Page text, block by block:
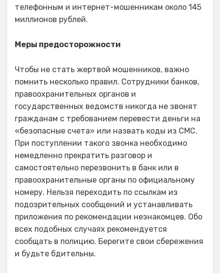
телефонным и интернет-мошенникам около 145
миллионов рублей.
Меры предосторожности
Чтобы не стать жертвой мошенников, важно
помнить несколько правил. Сотрудники банков,
правоохранительных органов и
государственных ведомств никогда не звонят
гражданам с требованием перевести деньги на
«безопасные счета» или назвать коды из СМС.
При поступлении такого звонка необходимо
немедленно прекратить разговор и
самостоятельно перезвонить в банк или в
правоохранительные органы по официальному
номеру. Нельзя переходить по ссылкам из
подозрительных сообщений и устанавливать
приложения по рекомендации незнакомцев. Обо
всех подобных случаях рекомендуется
сообщать в полицию. Берегите свои сбережения
и будьте бдительны.